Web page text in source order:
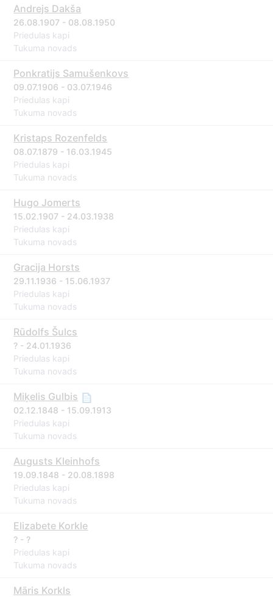
Andrejs Dakša
26.08.1907 - 08.08.1950
Priedulas kapi
Tukuma novads
Ponkratijs Samušenkovs
09.07.1906 - 03.07.1946
Priedulas kapi
Tukuma novads
Kristaps Rozenfelds
08.07.1879 - 16.03.1945
Priedulas kapi
Tukuma novads
Hugo Jomerts
15.02.1907 - 24.03.1938
Priedulas kapi
Tukuma novads
Gracija Horsts
29.11.1936 - 15.06.1937
Priedulas kapi
Tukuma novads
Rūdolfs Šulcs
? - 24.01.1936
Priedulas kapi
Tukuma novads
Miķelis Gulbis
02.12.1848 - 15.09.1913
Priedulas kapi
Tukuma novads
Augusts Kleinhofs
19.09.1848 - 20.08.1898
Priedulas kapi
Tukuma novads
Elizabete Korkle
? - ?
Priedulas kapi
Tukuma novads
Māris Korkls